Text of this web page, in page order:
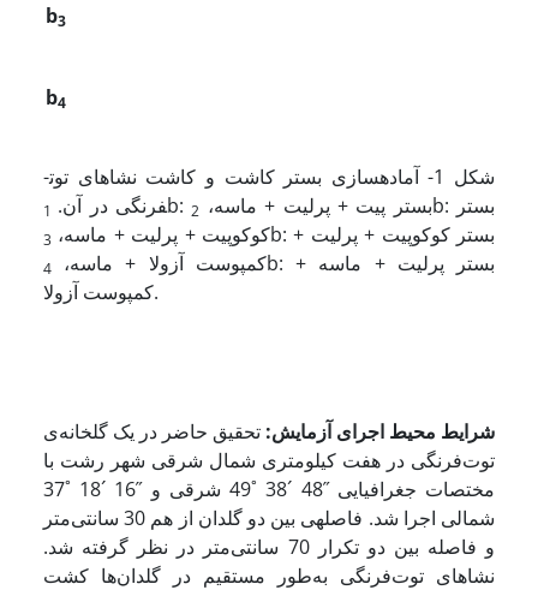
b3
b4
شکل 1- آماده­سازی بستر کاشت و کاشت نشاهای توت­
فرنگی در آن.
b: بستر پیت + پرلیت + ماسه، 2
b: بستر
کوکوپیت + پرلیت + ماسه، 3
b: بستر کوکوپیت + پرلیت +
کمپوست آزولا + ماسه،
4
b: بستر پرلیت + ماسه +
کمپوست آزولا.
شرایط محیط اجرای آزمایش: تحقیق حاضر در یک گلخانه‌ی
توت‌فرنگی در هفت کیلومتری شمال ‌شرقی شهر رشت با
مختصات جغرافیایی ˝48 ´38 ˚49 شرقی و ˝16 ´18 ˚37
شمالی اجرا شد. فاصله­ی بین دو گلدان از هم 30 سانتی‌متر
و فاصله بین دو تکرار 70 سانتی‌متر در نظر گرفته شد.
نشاهای توت‌فرنگی به‌طور مستقیم در گلدان‌ها کشت